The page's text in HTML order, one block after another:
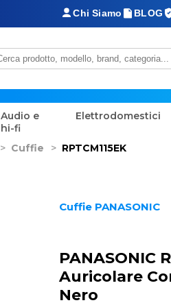
Chi Siamo BLOG
Audio e
hi-fi
Elettrodomestici
> Cuffie > RPTCM115EK
Cuffie PANASONIC
PANASONIC
Auricolare
Nero